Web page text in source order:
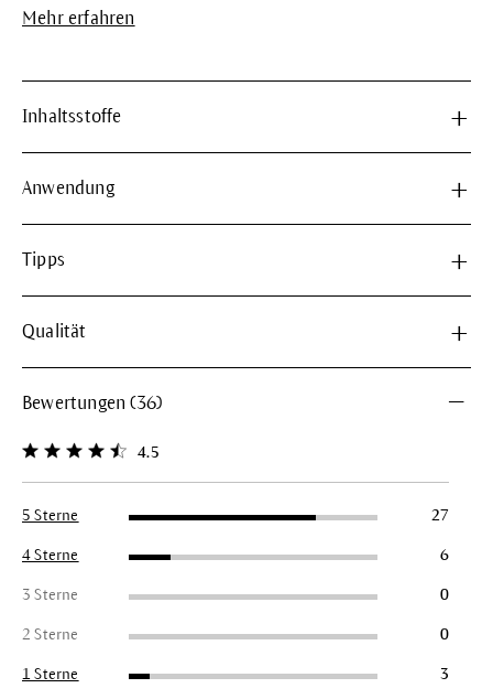
Mehr erfahren
Inhaltsstoffe
Anwendung
Tipps
Qualität
Bewertungen (36)
Durchschnittliche Bewertung von 4.5 von 5 Sternen
4.5
5 Sterne 27
4 Sterne 6
3 Sterne 0
2 Sterne 0
1 Sterne 3